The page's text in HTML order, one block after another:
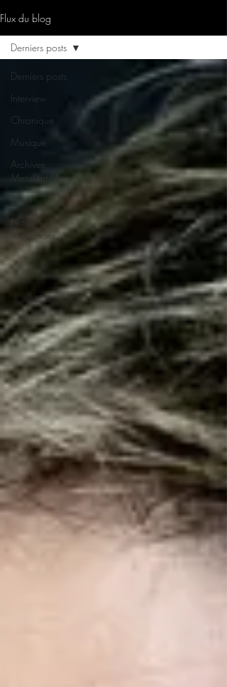
Flux du blog
Derniers posts
Interview
Chronique
Musique
Archives
Metal’art Mag
Event
Nous
supportons…
Derniers posts